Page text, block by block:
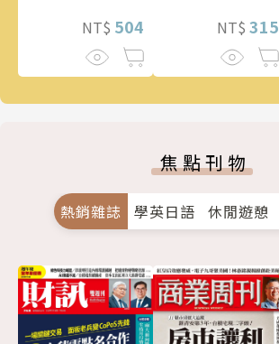
NT$ 504 NT$ 315
焦點刊物
熱銷雜誌 學英日語 休閒遊憩